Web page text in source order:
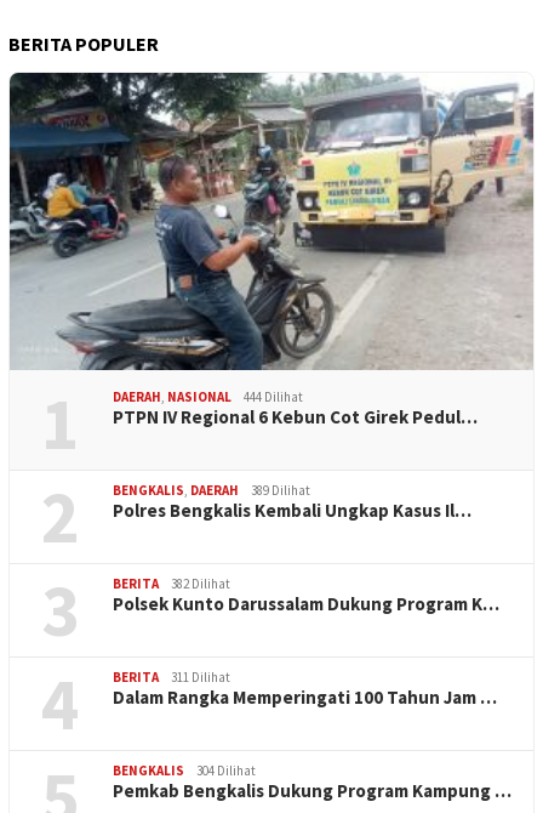
BERITA POPULER
1 DAERAH NASIONAL 444 Dilihat
PTPN IV Regional 6 Kebun Cot Girek Pedul…
2 BENGKALIS DAERAH 389 Dilihat
Polres Bengkalis Kembali Ungkap Kasus Il…
3 BERITA 382 Dilihat
Polsek Kunto Darussalam Dukung Program K…
4 BERITA 311 Dilihat
Dalam Rangka Memperingati 100 Tahun Jam …
BENGKALIS 304 Dilihat
Pemkab Bengkalis Dukung Program Kampung …